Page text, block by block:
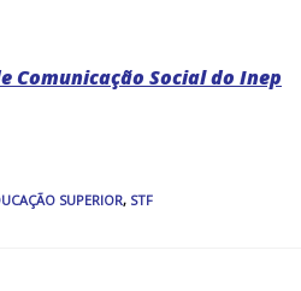
Comunicação Social do Inep
SUPERIOR, STF